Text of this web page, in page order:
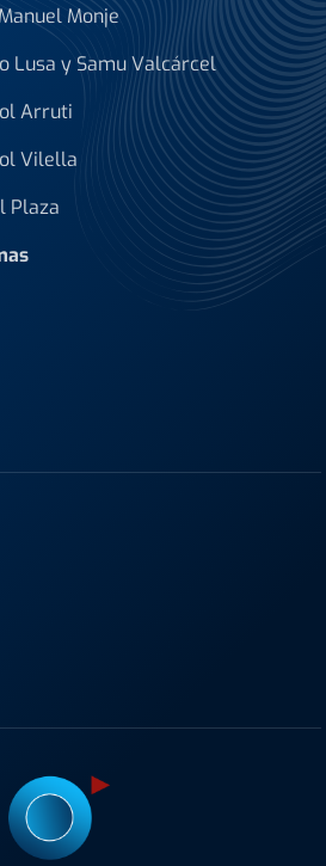
Monje
Lusa y Samu Valcárcel
Arruti
Vilella
Plaza